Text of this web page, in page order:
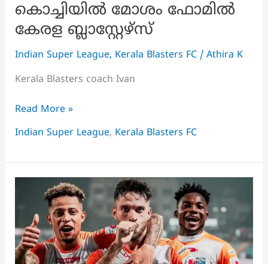
കൊച്ചിയിൽ മോശം ഫോമിൽ
കേരള ബ്ലാസ്റ്റേഴ്‌സ്
Indian Super League, Kerala Blasters FC/ Athira K
Kerala Blasters coach Ivan
ആരാധകരുടെ
പിന്തുണയിൽ
കൊച്ചിയിൽ
മോശം
ഫോമിൽ
കേരള
ബ്ലാസ്റ്റേഴ്‌സ്
Read More »
Indian Super League, Kerala Blasters FC